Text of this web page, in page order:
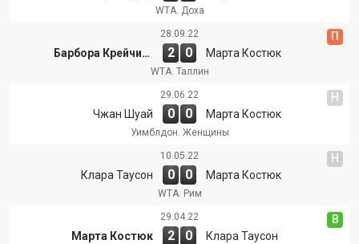
WTA. Доха
П
28.09.22
Барбора Крейчикова 2 0 Марта Костюк
WTA. Таллин
Н
29.06.22
Чжан Шуай 0 0 Марта Костюк
Уимблдон. Женщины
Н
10.05.22
Клара Таусон 0 0 Марта Костюк
WTA. Рим
В
29.04.22
Марта Костюк 2 0 Клара Таусон